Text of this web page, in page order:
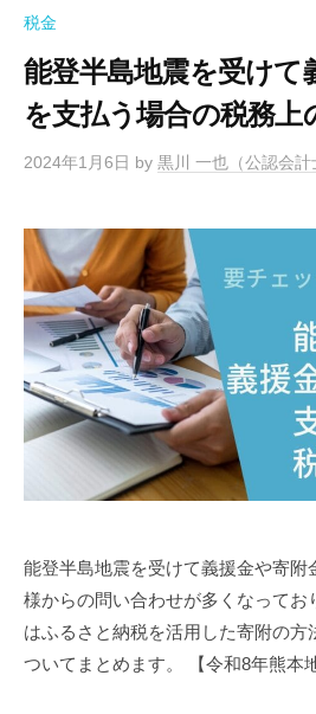
税金
能登半島地震を受けて
を支払う場合の税務上
2024年1月6日 by 黒川 一也（公認会
能登半島地震を受けて義援金や寄附
様からの問い合わせが多くなってお
はふるさと納税を活用した寄附の方
ついてまとめます。 【令和8年熊本